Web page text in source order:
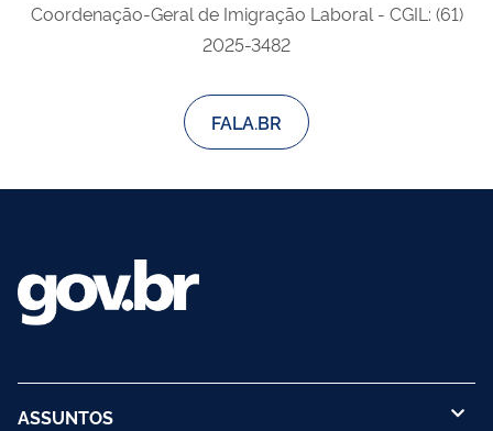
Coordenação-Geral de Imigração Laboral - CGIL: (61)
2025-3482
FALA.BR
ASSUNTOS